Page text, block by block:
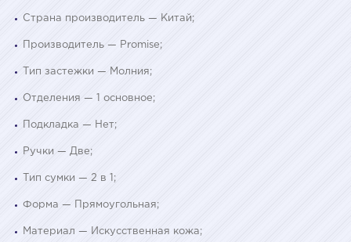
Страна производитель — Китай;
Производитель — Promise;
Тип застежки — Молния;
Отделения — 1 основное;
Подкладка — Нет;
Ручки — Две;
Тип сумки — 2 в 1;
Форма — Прямоугольная;
Материал — Искусственная кожа;